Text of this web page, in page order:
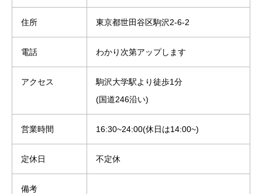
住所 東京都世田谷区駒沢2-6-2
電話 わかり次第アップします
アクセス
駒沢大学駅より徒歩1分
(国道246沿い)
営業時間 16:30~24:00(休日は14:00~)
定休日 不定休
備考